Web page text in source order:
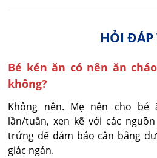
HỎI ĐÁP
Bé kén ăn có nên ăn
không?
Không nên. Mẹ nên cho bé
lần/tuần, xen kẽ với các
trứng để đảm bảo cân bằng
giác ngán.